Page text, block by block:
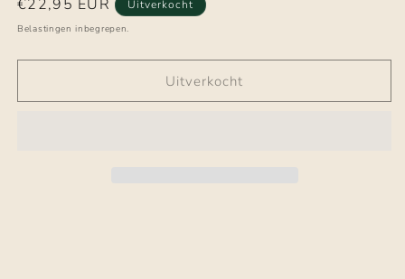
Normale
prijs
€22,95 EUR Uitverkocht
Belastingen inbegrepen.
Uitverkocht